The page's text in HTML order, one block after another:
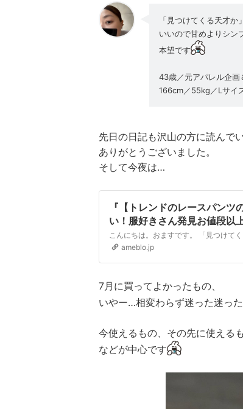
「見つけてくる天才
いいので甘めよりシン
本望です
43歳／元アパレル企画
166cm／55kg／Lサイ
先日の日記も沢山の方に読んで
ありがとうございました。
そして今夜は…
『【トレンドのレースパン
い！服好きさん発見お値段以
ameblo.jp
7月に買ってよかったもの、
いやー…相変わらず迷った迷った
今使えるもの、その先に使える
などが中心です